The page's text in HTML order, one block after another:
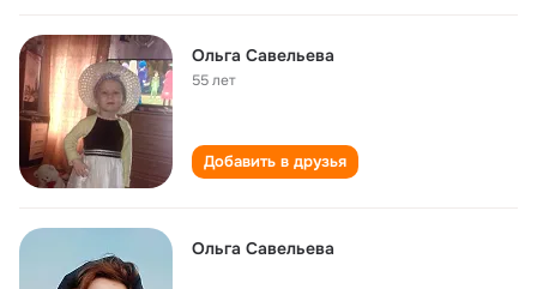
Ольга Савельева
55 лет
Добавить в друзья
Ольга Савельева